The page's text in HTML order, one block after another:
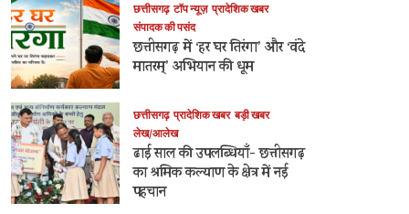
छत्तीसगढ़ टॉप न्यूज़ प्रादेशिक खबर
संपादक की पसंद
छत्तीसगढ़ में ‘हर घर तिरंगा’ और ‘वंदे
मातरम्’ अभियान की धूम
छत्तीसगढ़ प्रादेशिक खबर बड़ी खबर
लेख/आलेख
ढाई साल की उपलब्धियाँ- छत्तीसगढ़
का श्रमिक कल्याण के क्षेत्र में नई
पहचान